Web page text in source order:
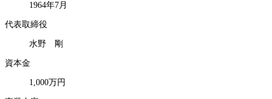
1964年7月
代表取締役
水野 剛
資本金
1,000万円